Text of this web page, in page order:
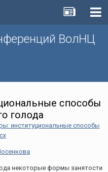
ВолНЦ
способы
голода
институциональные способы
некоторые формы занятости